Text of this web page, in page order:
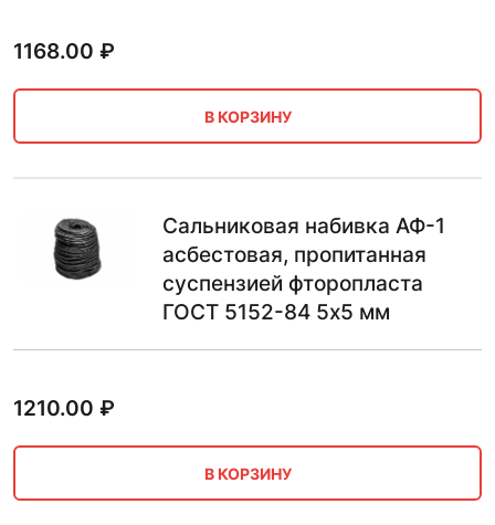
1168.00 ₽
В КОРЗИНУ
Сальниковая набивка АФ-1
асбестовая, пропитанная
суспензией фторопласта
ГОСТ 5152-84 5х5 мм
1210.00 ₽
В КОРЗИНУ